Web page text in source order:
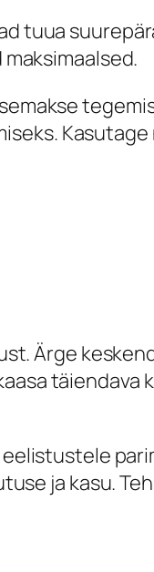
tuua
Kasutage
Ärge
täiendava
ja kasu.